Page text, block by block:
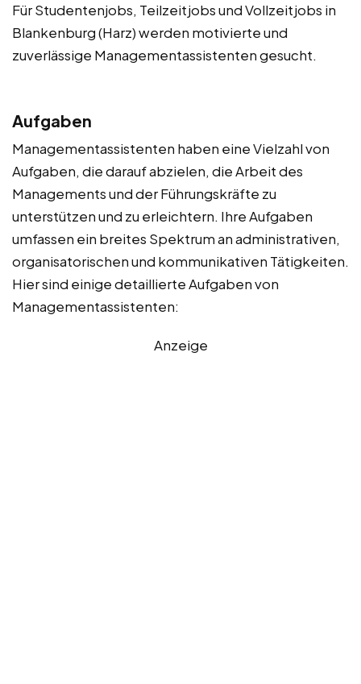
Für Studentenjobs, Teilzeitjobs und Vollzeitjobs in
Blankenburg (Harz) werden motivierte und
zuverlässige Managementassistenten gesucht.
Aufgaben
Managementassistenten haben eine Vielzahl von
Aufgaben, die darauf abzielen, die Arbeit des
Managements und der Führungskräfte zu
unterstützen und zu erleichtern. Ihre Aufgaben
umfassen ein breites Spektrum an administrativen,
organisatorischen und kommunikativen Tätigkeiten.
Hier sind einige detaillierte Aufgaben von
Managementassistenten:
Anzeige